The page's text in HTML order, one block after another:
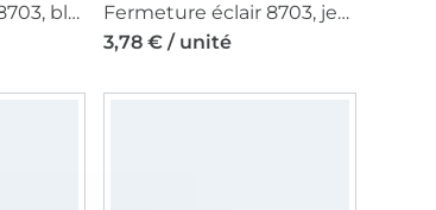
Fermeture éclair 8703, blanc
Fermeture éclair 8703, jeans bleu
3,78 € / unité